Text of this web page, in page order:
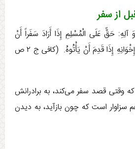
آلِهِ:‏‏ حَقٌّ عَلَی الْمُسْلِمِ إِذَا أَرَادَ سَفَراً أَنْ‏
يُعْلِمَ‏ إِخْوَانَهُ‏ وَ حَقٌ‏ عَلَی إِخْوَانِهِ إِذَا قَدِمَ أَنْ يَأْتُوهُ‏. (كافی ج ۲ ص
وقتی قصد سفر می‌کند، به برادرانش
هم سزاوار است که چون بازآید، به دیدن